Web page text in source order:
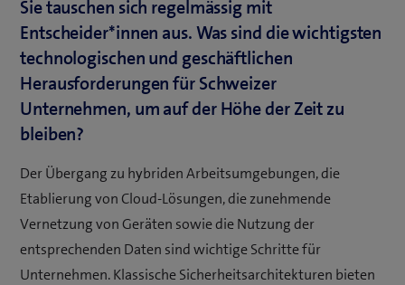
Sie tauschen sich regelmässig mit
Entscheider*innen aus. Was sind die wichtigsten
technologischen und geschäftlichen
Herausforderungen für Schweizer
Unternehmen, um auf der Höhe der Zeit zu
bleiben?
Der Übergang zu hybriden Arbeitsumgebungen, die
Etablierung von Cloud-Lösungen, die zunehmende
Vernetzung von Geräten sowie die Nutzung der
entsprechenden Daten sind wichtige Schritte für
Unternehmen. Klassische Sicherheitsarchitekturen bieten